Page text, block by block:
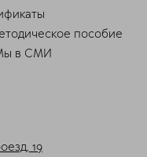
пособие
в СМИ
19
удобный